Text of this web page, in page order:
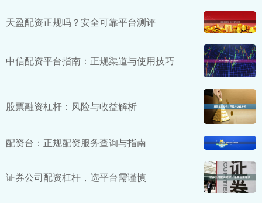
天盈配资正规吗？安全可靠平台测评
中信配资平台指南：正规渠道与使用技巧
股票融资杠杆：风险与收益解析
配资台：正规配资服务查询与指南
证券公司配资杠杆，选平台需谨慎